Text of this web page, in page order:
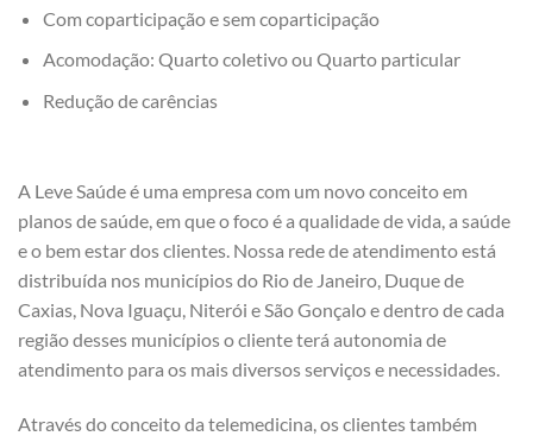
Com coparticipação e sem coparticipação
Acomodação: Quarto coletivo ou Quarto particular
Redução de carências
A Leve Saúde é uma empresa com um novo conceito em
planos de saúde, em que o foco é a qualidade de vida, a saúde
e o bem estar dos clientes. Nossa rede de atendimento está
distribuída nos municípios do Rio de Janeiro, Duque de
Caxias, Nova Iguaçu, Niterói e São Gonçalo e dentro de cada
região desses municípios o cliente terá autonomia de
atendimento para os mais diversos serviços e necessidades.
Através do conceito da telemedicina, os clientes também